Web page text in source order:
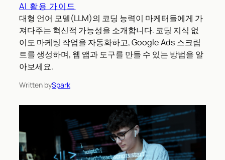
AI 활용 가이드
대형 언어 모델(LLM)의 코딩 능력이 마케터들에게 가
져다주는 혁신적 가능성을 소개합니다. 코딩 지식 없
이도 마케팅 작업을 자동화하고, Google Ads 스크립
트를 생성하며, 웹 앱과 도구를 만들 수 있는 방법을 알
아보세요.
Written bySpark